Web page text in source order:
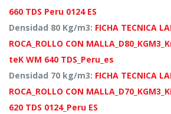
660 TDS Peru 0124 ES
Densidad 80 Kg/m3: FICHA TECNICA
ROCA_ROLLO CON
teK WM 640 TDS_Peru_es
Densidad 70 kg/m3: FICHA TECNICA
ROCA_ROLLO CON
620 TDS 0124_Peru ES